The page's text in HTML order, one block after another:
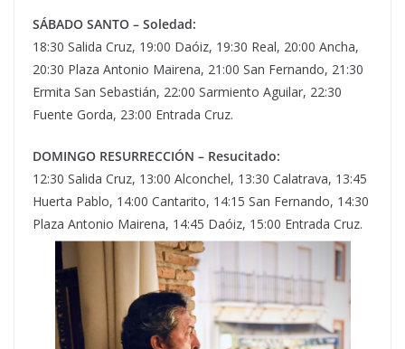
SÁBADO SANTO – Soledad:
18:30 Salida Cruz, 19:00 Daóiz, 19:30 Real, 20:00 Ancha,
20:30 Plaza Antonio Mairena, 21:00 San Fernando, 21:30
Ermita San Sebastián, 22:00 Sarmiento Aguilar, 22:30
Fuente Gorda, 23:00 Entrada Cruz.
DOMINGO RESURRECCIÓN – Resucitado:
12:30 Salida Cruz, 13:00 Alconchel, 13:30 Calatrava, 13:45
Huerta Pablo, 14:00 Cantarito, 14:15 San Fernando, 14:30
Plaza Antonio Mairena, 14:45 Daóiz, 15:00 Entrada Cruz.